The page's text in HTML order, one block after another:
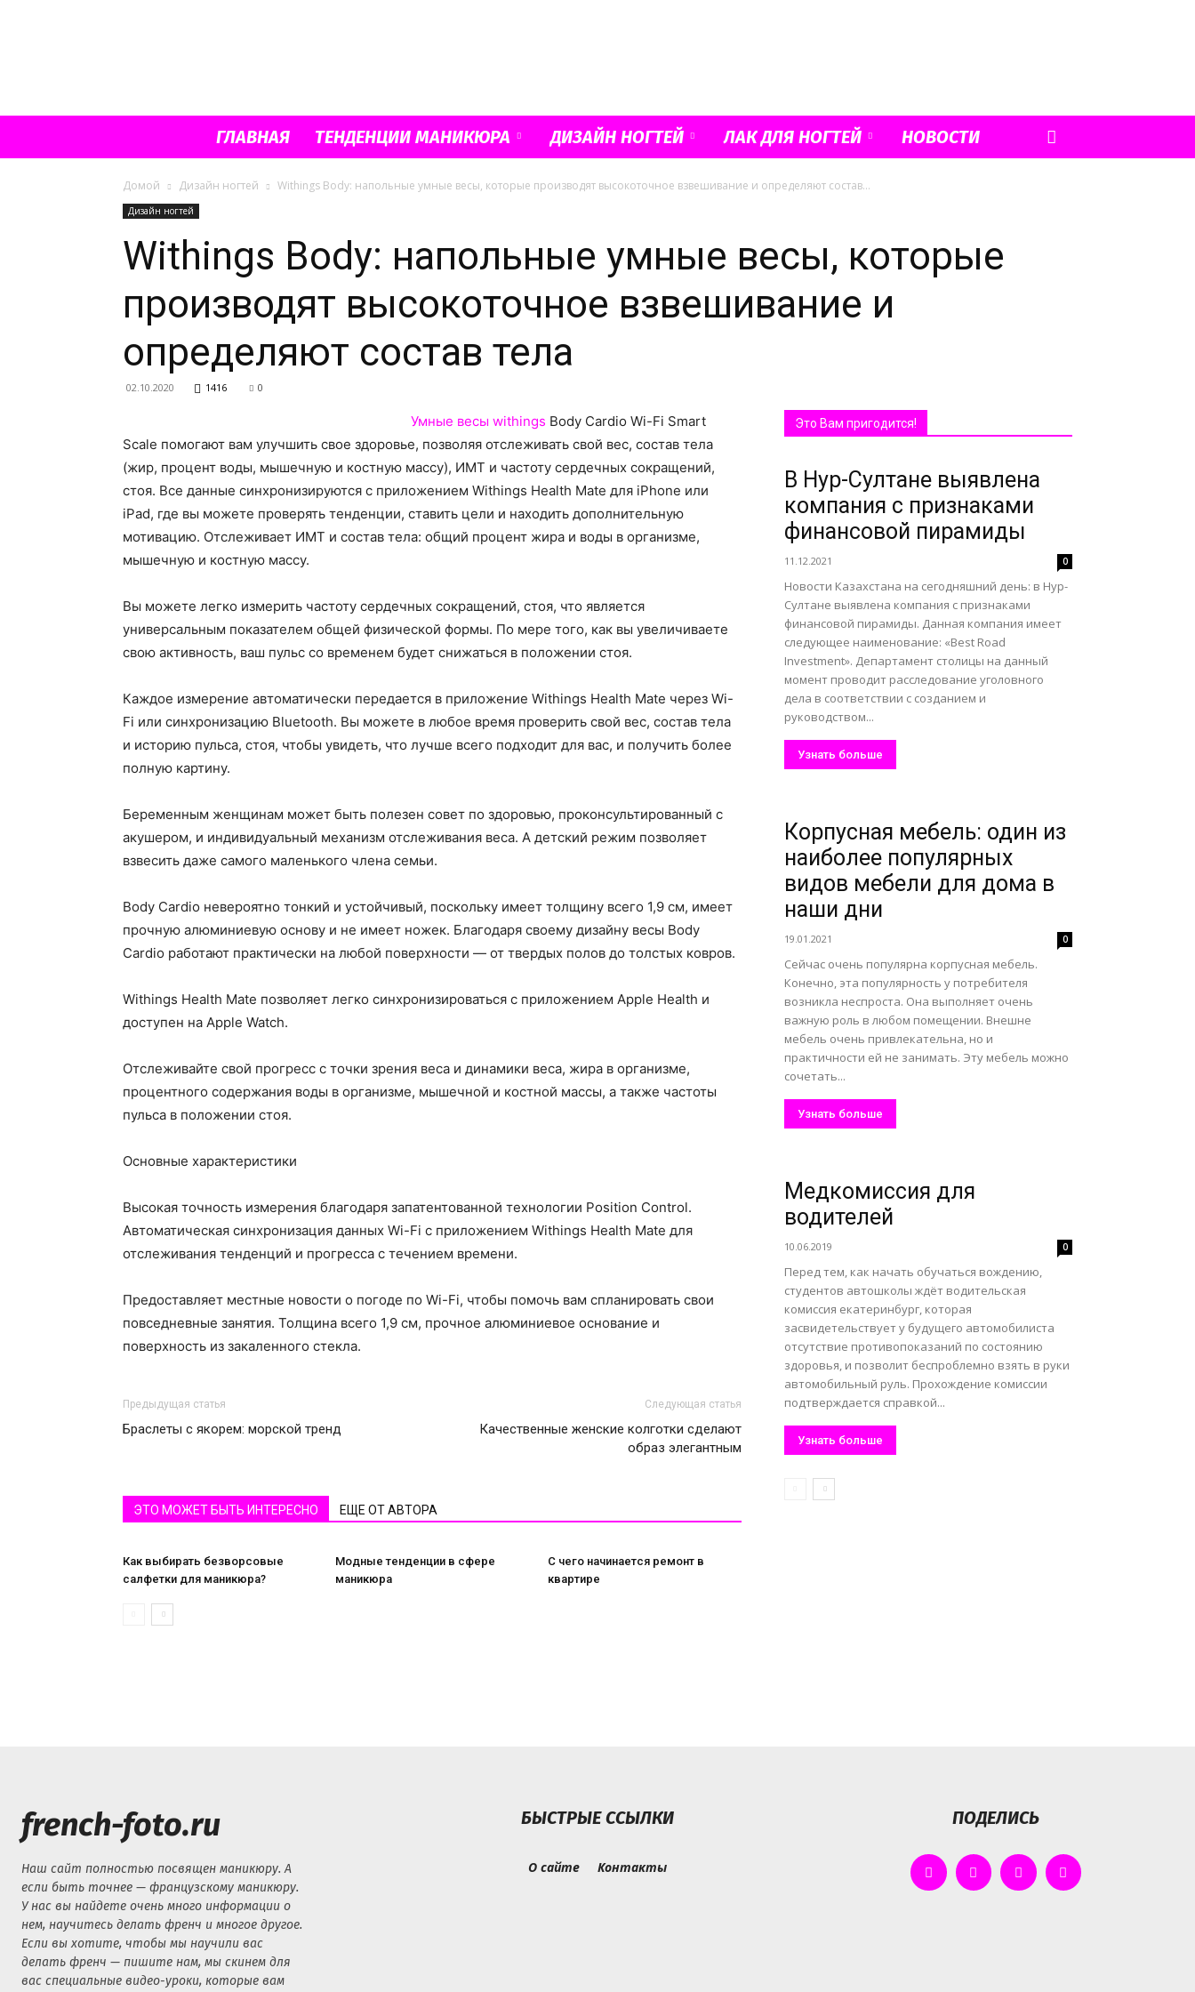
Французский
все
нем
ГЛАВНАЯ ТЕНДЕНЦИИ МАНИКЮРА ДИЗАЙН НОГТЕЙ ЛАК ДЛЯ НОГТЕЙ НОВОСТИ
Домой Дизайн ногтей Withings Body: напольные умные весы, которые производят высокоточное взвешивание и определяют состав...
Дизайн ногтей
Withings Body: напольные умные весы, которые
производят высокоточное взвешивание и
определяют состав тела
02.10.2020 1416 0
Умные весы withings Body Cardio Wi-Fi Smart
Scale помогают вам улучшить свое здоровье, позволяя отслеживать свой вес, состав тела
(жир, процент воды, мышечную и костную массу), ИМТ и частоту сердечных сокращений,
стоя. Все данные синхронизируются с приложением Withings Health Mate для iPhone или
iPad, где вы можете проверять тенденции, ставить цели и находить дополнительную
мотивацию. Отслеживает ИМТ и состав тела: общий процент жира и воды в организме,
мышечную и костную массу.
Вы можете легко измерить частоту сердечных сокращений, стоя, что является
универсальным показателем общей физической формы. По мере того, как вы увеличиваете
свою активность, ваш пульс со временем будет снижаться в положении стоя.
Каждое измерение автоматически передается в приложение Withings Health Mate через Wi-
Fi или синхронизацию Bluetooth. Вы можете в любое время проверить свой вес, состав тела
и историю пульса, стоя, чтобы увидеть, что лучше всего подходит для вас, и получить более
полную картину.
Беременным женщинам может быть полезен совет по здоровью, проконсультированный с
акушером, и индивидуальный механизм отслеживания веса. А детский режим позволяет
взвесить даже самого маленького члена семьи.
Body Cardio невероятно тонкий и устойчивый, поскольку имеет толщину всего 1,9 см, имеет
прочную алюминиевую основу и не имеет ножек. Благодаря своему дизайну весы Body
Cardio работают практически на любой поверхности — от твердых полов до толстых ковров.
Withings Health Mate позволяет легко синхронизироваться с приложением Apple Health и
доступен на Apple Watch.
Отслеживайте свой прогресс с точки зрения веса и динамики веса, жира в организме,
процентного содержания воды в организме, мышечной и костной массы, а также частоты
пульса в положении стоя.
Основные характеристики
Высокая точность измерения благодаря запатентованной технологии Position Control.
Автоматическая синхронизация данных Wi-Fi с приложением Withings Health Mate для
отслеживания тенденций и прогресса с течением времени.
Предоставляет местные новости о погоде по Wi-Fi, чтобы помочь вам спланировать свои
повседневные занятия. Толщина всего 1,9 см, прочное алюминиевое основание и
поверхность из закаленного стекла.
Предыдущая статья
Браслеты с якорем: морской тренд
Следующая статья
Качественные женские колготки сделают
образ элегантным
ЭТО МОЖЕТ БЫТЬ ИНТЕРЕСНО ЕЩЕ ОТ АВТОРА
Как выбирать безворсовые
салфетки для маникюра?
Модные тенденции в сфере
маникюра
С чего начинается ремонт в
квартире
Это Вам пригодится!
В Нур-Султане выявлена
компания с признаками
финансовой пирамиды
11.12.2021 0
Новости Казахстана на сегодняшний день: в Нур-
Султане выявлена компания с признаками
финансовой пирамиды. Данная компания имеет
следующее наименование: «Best Road
Investment». Департамент столицы на данный
момент проводит расследование уголовного
дела в соответствии с созданием и
руководством...
Узнать больше
Корпусная мебель: один из
наиболее популярных
видов мебели для дома в
наши дни
19.01.2021 0
Сейчас очень популярна корпусная мебель.
Конечно, эта популярность у потребителя
возникла неспроста. Она выполняет очень
важную роль в любом помещении. Внешне
мебель очень привлекательна, но и
практичности ей не занимать. Эту мебель можно
сочетать...
Узнать больше
Медкомиссия для
водителей
10.06.2019 0
Перед тем, как начать обучаться вождению,
студентов автошколы ждёт водительская
комиссия екатеринбург, которая
засвидетельствует у будущего автомобилиста
отсутствие противопоказаний по состоянию
здоровья, и позволит беспроблемно взять в руки
автомобильный руль. Прохождение комиссии
подтверждается справкой...
Узнать больше
french-foto.ru
Наш сайт полностью посвящен маникюру. А
если быть точнее — французскому маникюру.
У нас вы найдете очень много информации о
нем, научитесь делать френч и многое другое.
Если вы хотите, чтобы мы научили вас
делать френч — пишите нам, мы скинем для
вас специальные видео-уроки, которые вам
БЫСТРЫЕ ССЫЛКИ
О сайте Контакты
ПОДЕЛИСЬ